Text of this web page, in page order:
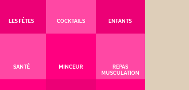
LES FÊTES COCKTAILS ENFANTS
SANTÉ MINCEUR
REPAS
MUSCULATION